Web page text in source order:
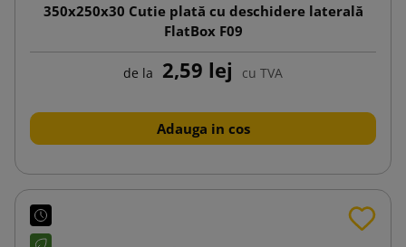
350x250x30 Cutie plată cu deschidere laterală
FlatBox F09
de la 2,59 lej cu TVA
Adauga in cos